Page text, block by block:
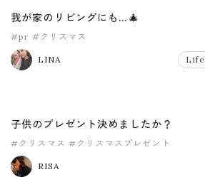
我が家のリビングにも…🎄
#pr #クリスマス
LINA Life
子供のプレゼント決めましたか？
#クリスマス #クリスマスプレゼント
RISA